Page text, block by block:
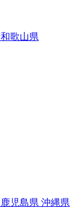
和歌山県
鹿児島県 沖縄県